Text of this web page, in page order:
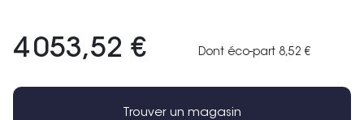
4 053,52 € Dont éco-part 8,52 €
Trouver un magasin